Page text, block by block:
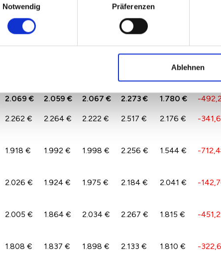
Notwendig
Präferenzen
Ablehnen
von Jahr zu Jahr kommen.
in Castrop-Rauxel pro qm im Vergleich zu 2025
2026
2.069 € 2.059 € 2.067 € 2.273 € 1.780 € -
2.262 € 2.264 € 2.222 € 2.517 € 2.176 € -
1.918 € 1.992 € 1.998 € 2.256 € 1.544 € -
2.026 € 1.924 € 1.975 € 2.184 € 2.041 € -
2.005 € 1.864 € 2.034 € 2.267 € 1.815 € -
1.808 € 1.837 € 1.898 € 2.133 € 1.810 € -